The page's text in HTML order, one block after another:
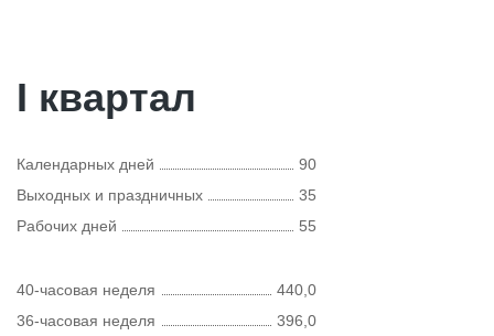
I квартал
Календарных дней
90
Выходных и праздничных
35
Рабочих дней
55
40-часовая неделя
440,0
36-часовая неделя
396,0